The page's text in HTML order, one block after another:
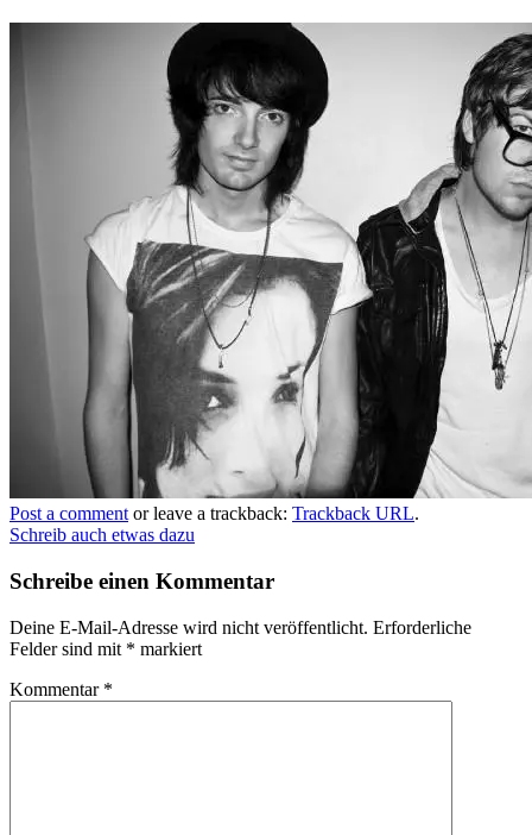
Post a comment or leave a trackback: Trackback URL.
Schreib auch etwas dazu
Schreibe einen Kommentar
Deine E-Mail-Adresse wird nicht veröffentlicht. Erforderliche
Felder sind mit * markiert
Kommentar *